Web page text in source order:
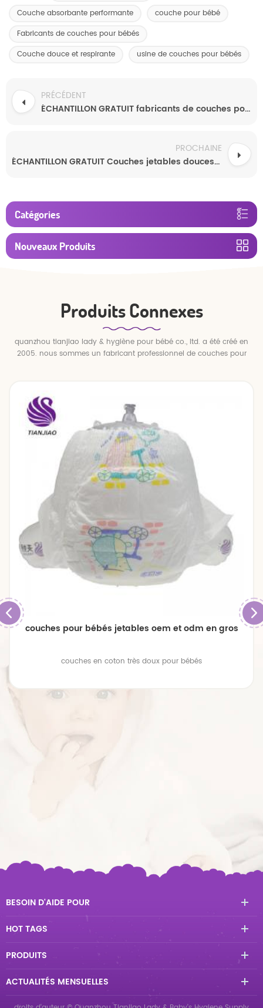
Couche absorbante performante
couche pour bébé
Fabricants de couches pour bébés
Couche douce et respirante
usine de couches pour bébés
PRÉCÉDENT
ÉCHANTILLON GRATUIT fabricants de couches pour bébés en Chine Couches pour bébés personnalisées de haute qualité
PROCHAINE
ÉCHANTILLON GRATUIT Couches jetables douces et respirantes SAP super absorbantes pour bébé
Catégories
Nouveaux Produits
Produits Connexes
quanzhou tianjiao lady & hygiène pour bébé co., ltd. a été créé en
2005. nous sommes un fabricant professionnel de couches pour
couches pour bébés jetables oem et odm en gros
couches en coton très doux pour bébés
BESOIN D'AIDE POUR
HOT TAGS
PRODUITS
ACTUALITÉS MENSUELLES